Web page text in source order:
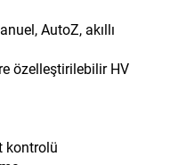
AutoZ, akıllı
özelleştirilebilir HV
kontrolü